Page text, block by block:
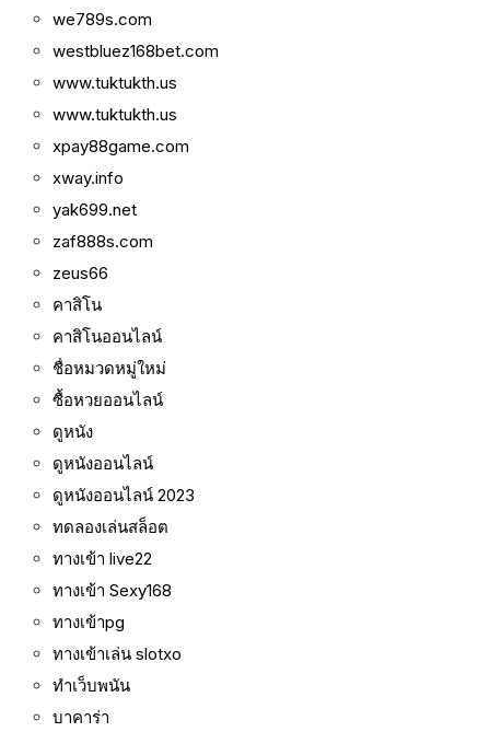
we789s.com
westbluez168bet.com
www.tuktukth.us
www.tuktukth.us
xpay88game.com
xway.info
yak699.net
zaf888s.com
zeus66
คาสิโน
คาสิโนออนไลน์
ชื่อหมวดหมู่ใหม่
ซื้อหวยออนไลน์
ดูหนัง
ดูหนังออนไลน์
ดูหนังออนไลน์ 2023
ทดลองเล่นสล็อต
ทางเข้า live22
ทางเข้า Sexy168
ทางเข้าpg
ทางเข้าเล่น slotxo
ทำเว็บพนัน
บาคาร่า